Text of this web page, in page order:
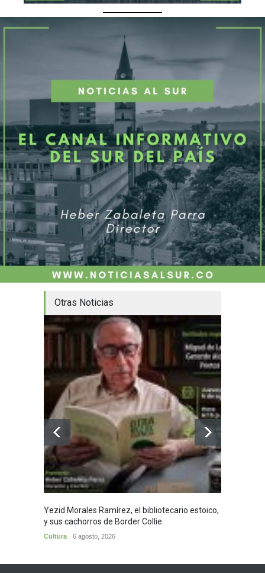
Otras Noticias
Yezid Morales Ramírez, el bibliotecario estoico,
y sus cachorros de Border Collie
Cultura 6 agosto, 2026